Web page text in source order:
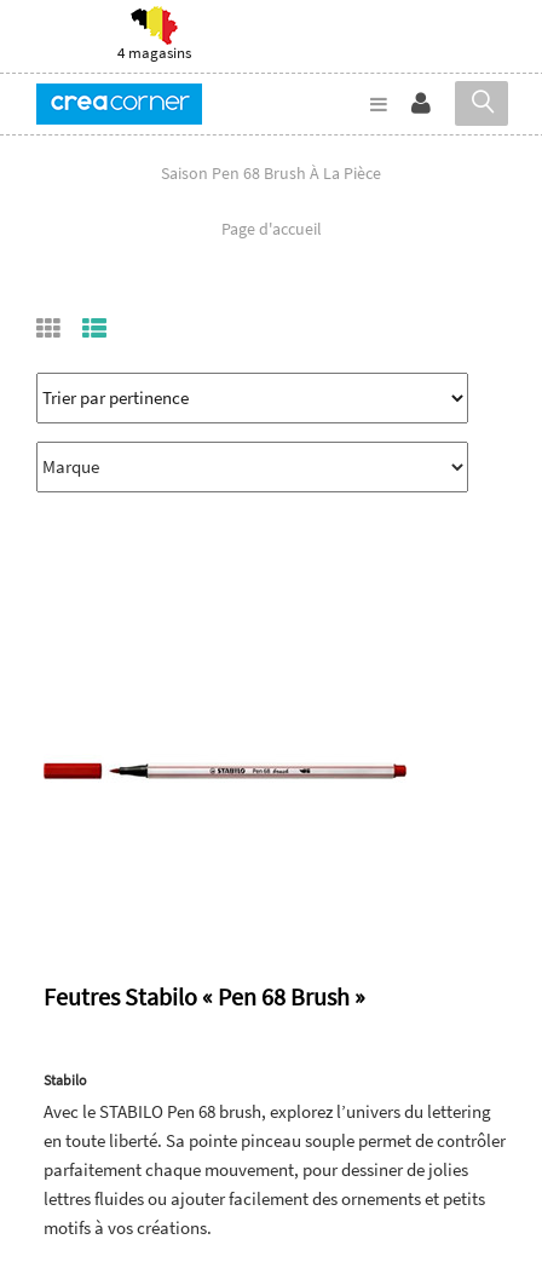
4 magasins
Saison Pen 68 Brush À La Pièce
Page d'accueil
Feutres Stabilo « Pen 68 Brush »
Stabilo
Avec le STABILO Pen 68 brush, explorez l’univers du lettering
en toute liberté. Sa pointe pinceau souple permet de contrôler
parfaitement chaque mouvement, pour dessiner de jolies
lettres fluides ou ajouter facilement des ornements et petits
motifs à vos créations.